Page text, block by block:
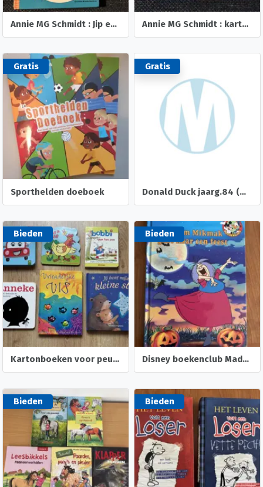
Annie MG Schmidt : Jip en Janneke deel 1 Annie MG Schmidt : kartonboek Janneke
Gratis
Sporthelden doeboek
Gratis
Donald Duck jaarg.84 (minus nr 25)
Bieden
Kartonboeken voor peuters ontdekboek flapjesboek
Bieden
Disney boekenclub Madam Mikmak gaat naar een feest
Bieden Bieden